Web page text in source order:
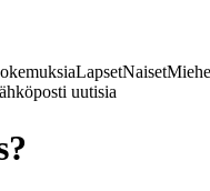
LapsetNaiset
uutisia